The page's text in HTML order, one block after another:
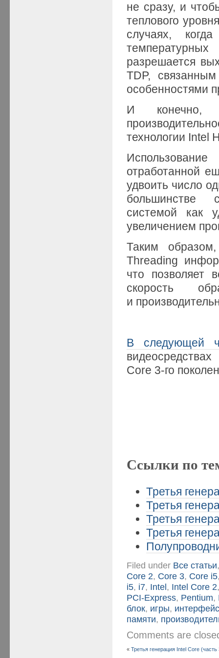
не сразу, и
теплового
случаях,
разрешается
TDP, связанным
особенностями
И конечно,
технологии Intel
отработанной
удвоить число
большинстве
системой как
увеличением
Таким
Threading
что позволяет
скорость
и
В следующей
Core 3-го
Ссылки по
Третья
Третья
Третья
Третья
Filed under Все статьи
Core 2, Core 3, Core i5
i5, i7, Intel, Intel Core 2
PCI-Express, Pentium,
блок, игры,
памяти,
Comments are
«Третья генерация Intel Core (часть